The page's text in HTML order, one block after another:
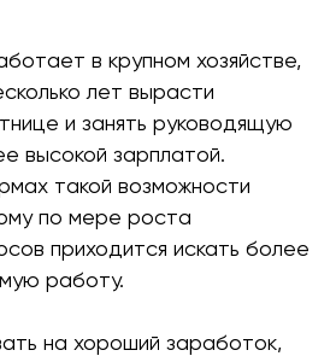
в крупном хозяйстве,
лет вырасти
и занять руководящую
высокой зарплатой.
такой возможности
по мере роста
приходится искать более
работу.
на хороший заработок,